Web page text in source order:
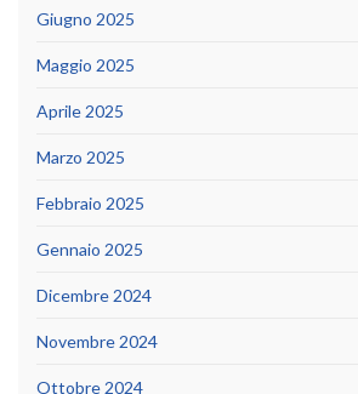
Giugno 2025
Maggio 2025
Aprile 2025
Marzo 2025
Febbraio 2025
Gennaio 2025
Dicembre 2024
Novembre 2024
Ottobre 2024